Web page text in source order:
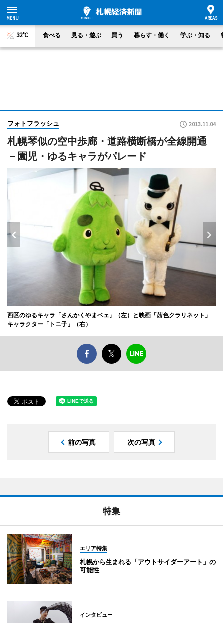
32°C 食べる 見る・遊ぶ 買う 暮らす・働く 学ぶ・知る
フォトフラッシュ 2013.11.04
札幌琴似の空中歩廊・道路横断橋が全線開通
－園児・ゆるキャラがパレード
西区のゆるキャラ「さんかくやまベェ」（左）と映画「茜色クラリネット」
キャラクター「トニ子」（右）
前の写真 次の写真
特集
エリア特集
札幌から生まれる「アウトサイダーアート」の
可能性
インタビュー